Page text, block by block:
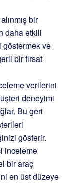
bir
daha etkili
göstermek ve
bir fırsat
verilerini
deneyimi
Bu geri
gösterir.
inceleme
bir araç
en üst düzeye